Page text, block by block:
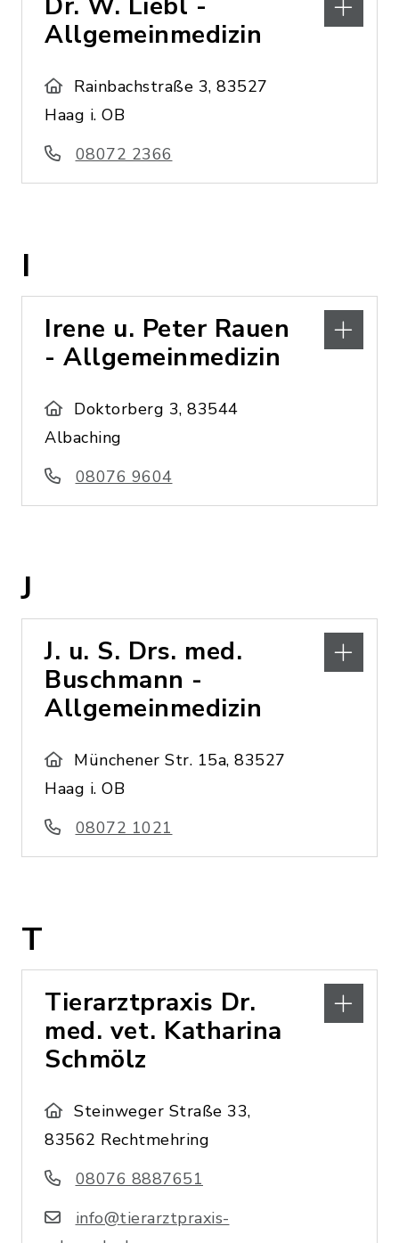
Allgemeinmedizin
Rainbachstraße 3, 83527
Haag i. OB
08072 2366
I
Irene u. Peter Rauen
- Allgemeinmedizin
Doktorberg 3, 83544
Albaching
08076 9604
J
J. u. S. Drs. med.
Buschmann -
Allgemeinmedizin
Münchener Str. 15a, 83527
Haag i. OB
08072 1021
T
Tierarztpraxis Dr.
med. vet. Katharina
Schmölz
Steinweger Straße 33,
83562 Rechtmehring
08076 8887651
info@tierarztpraxis-